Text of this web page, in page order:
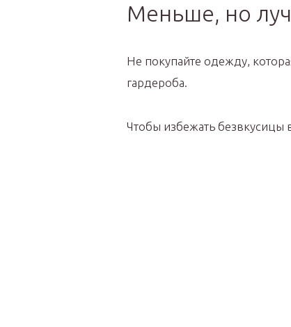
Меньше, но
Не покупайте одежду,
гардероба.
Чтобы избежать